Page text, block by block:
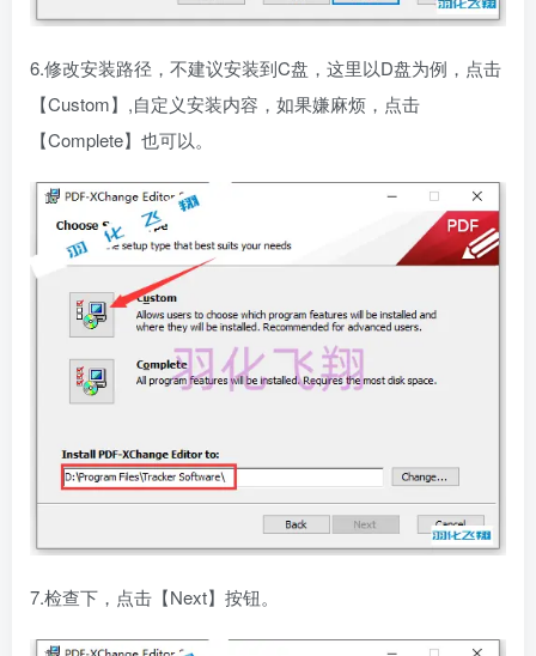
6.修改安装路径，不建议安装到C盘，这里以D盘为例，点击
【Custom】,自定义安装内容，如果嫌麻烦，点击
【Complete】也可以。
7.检查下，点击【Next】按钮。